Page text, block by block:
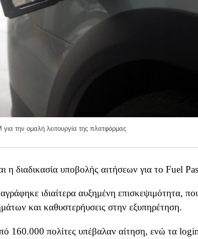
την ομαλή λειτουργία της πλατφόρμας
διαδικασία υποβολής αιτήσεων για το Fuel
ιδιαίτερα αυξημένη επισκεψιμότητα,
και καθυστερήυσεις στην εξυπηρέτηση.
160.000 πολίτες υπέβαλαν αίτηση, ενώ τα